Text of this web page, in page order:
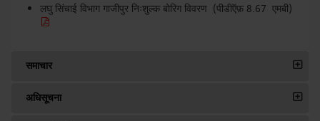
लघु सिंचाई विभाग गाजीपुर निःशुल्क बोरिग विवरण (पीडीऍफ़ 8.67 एमबी)
समाचार
अधिसूचना